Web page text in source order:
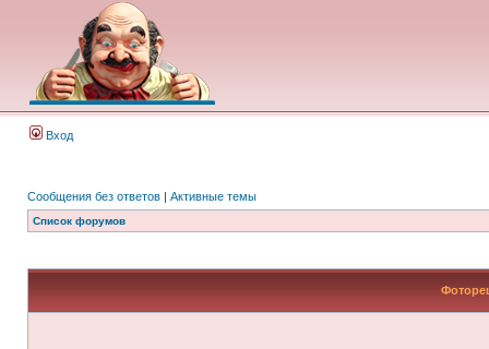
Вход
Сообщения без ответов | Активные темы
Список форумов